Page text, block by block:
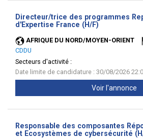
Directeur/trice des programmes
d'Expertise France (H/F)
AFRIQUE DU NORD/MOYEN-ORIENT
CDDU
Secteurs d'activité :
Date limite de candidature : 30/08/2026
Voir l'annonce
Responsable des composantes
et Ecosystèmes de cybersécurité